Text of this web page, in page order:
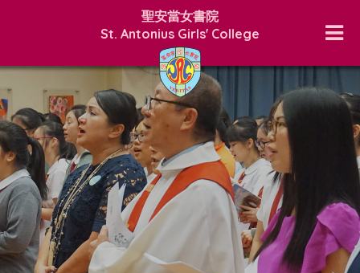
聖安當女書院
St. Antonius Girls' College